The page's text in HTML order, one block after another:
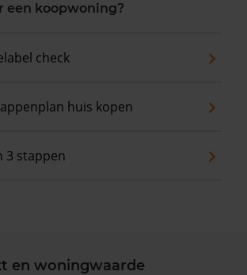
een koopwoning?
check
huis kopen
3 stappen
en woningwaarde